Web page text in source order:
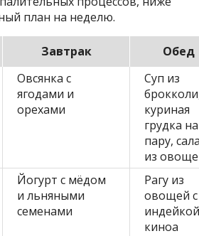
план на неделю.
Завтрак
Обед
Овсянка с
ягодами и
орехами
Суп из
куриная
грудка на
пару,
из
Йогурт с мёдом
и льняными
семенами
Рагу из
овощей с
киноа